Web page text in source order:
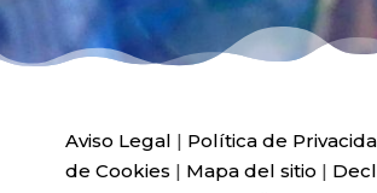
Aviso Legal | Política de
de Cookies | Mapa del sitio |